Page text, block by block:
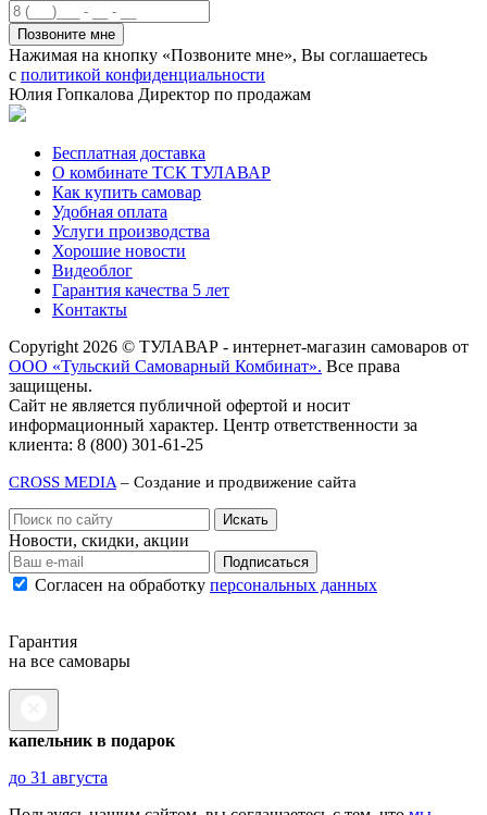
Нажимая на кнопку «Позвоните мне», Вы соглашаетесь
с политикой конфиденциальности
Юлия Гопкалова Директор по продажам
Бесплатная доставка
О комбинате ТСК ТУЛАВАР
Как купить самовар
Удобная оплата
Услуги производства
Хорошие новости
Видеоблог
Гарантия качества 5 лет
Kонтакты
Copyright 2026 © ТУЛАВАР - интернет-магазин самоваров от
ООО «Тульский Самоварный Комбинат». Все права
защищены.
Сайт не является публичной офертой и носит
информационный характер. Центр ответственности за
клиента: 8 (800) 301-61-25
CROSS MEDIA – Создание и продвижение сайта
Новости, скидки, акции
Подписаться
Согласен на обработку персональных данных
Гарантия
на все самовары
капельник в подарок
до 31 августа